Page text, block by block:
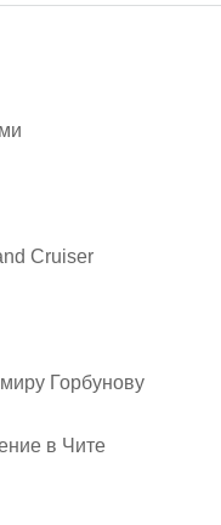
Cruiser
Горбунову
в Чите